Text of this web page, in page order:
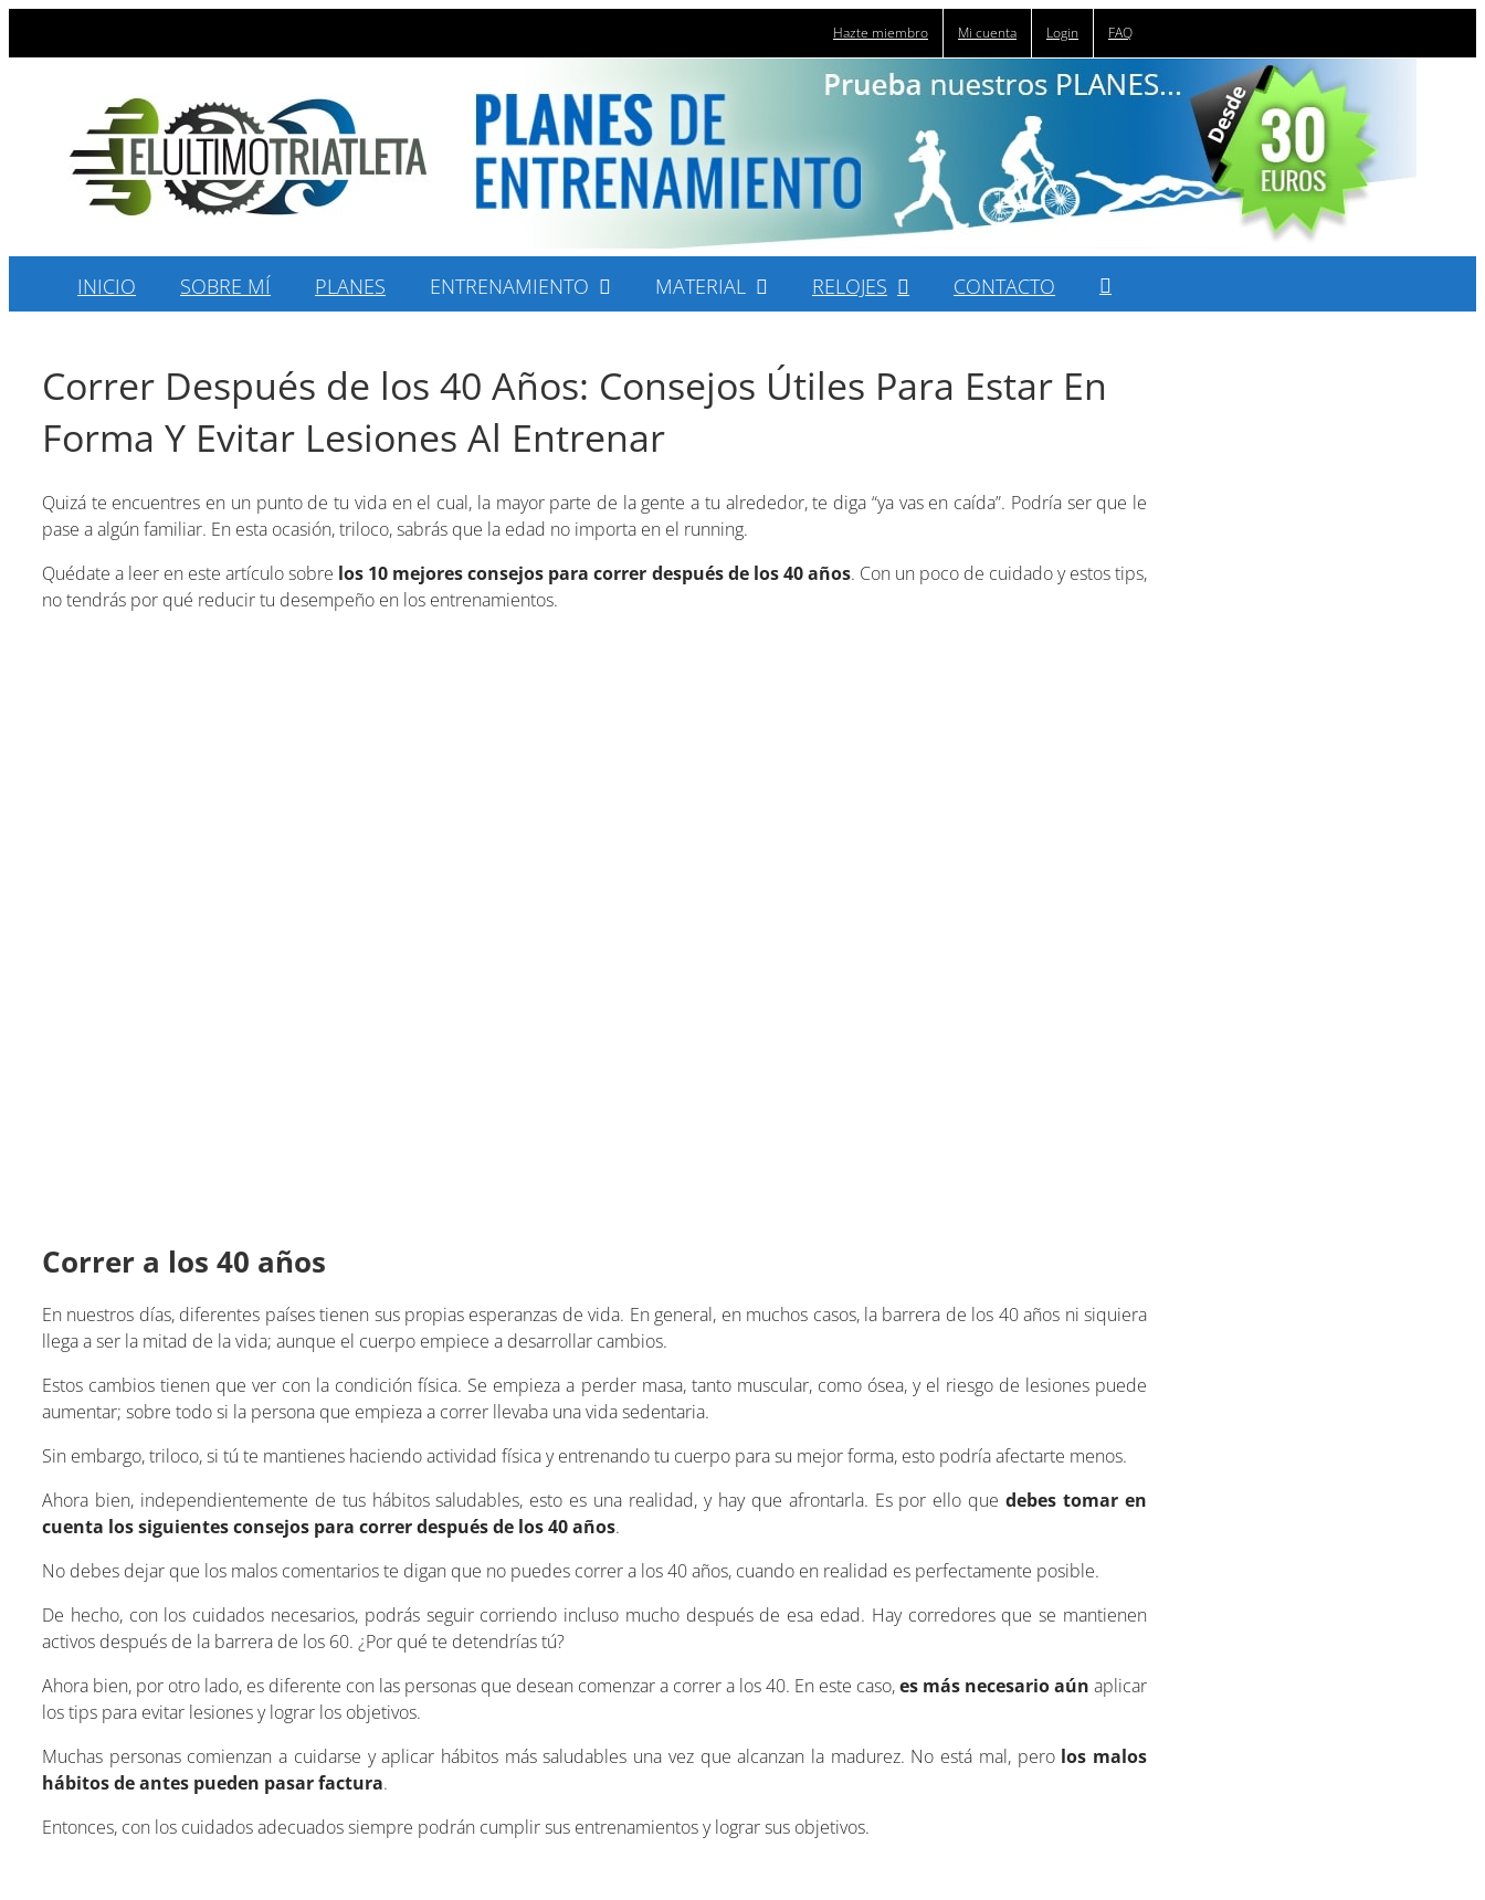
Hazte miembro Mi cuenta Login FAQ
INICIO SOBRE MÍ PLANES ENTRENAMIENTO MATERIAL RELOJES CONTACTO
Correr Después de los 40 Años: Consejos Útiles Para Estar En
Forma Y Evitar Lesiones Al Entrenar
Quizá te encuentres en un punto de tu vida en el cual, la mayor parte de la gente a tu alrededor, te diga “ya vas en caída”. Podría ser que le
pase a algún familiar. En esta ocasión, triloco, sabrás que la edad no importa en el running.
Quédate a leer en este artículo sobre los 10 mejores consejos para correr después de los 40 años. Con un poco de cuidado y estos tips,
no tendrás por qué reducir tu desempeño en los entrenamientos.
Correr a los 40 años
En nuestros días, diferentes países tienen sus propias esperanzas de vida. En general, en muchos casos, la barrera de los 40 años ni siquiera
llega a ser la mitad de la vida; aunque el cuerpo empiece a desarrollar cambios.
Estos cambios tienen que ver con la condición física. Se empieza a perder masa, tanto muscular, como ósea, y el riesgo de lesiones puede
aumentar; sobre todo si la persona que empieza a correr llevaba una vida sedentaria.
Sin embargo, triloco, si tú te mantienes haciendo actividad física y entrenando tu cuerpo para su mejor forma, esto podría afectarte menos.
Ahora bien, independientemente de tus hábitos saludables, esto es una realidad, y hay que afrontarla. Es por ello quedebes tomar en
cuenta los siguientes consejos para correr después de los 40 años.
No debes dejar que los malos comentarios te digan que no puedes correr a los 40 años, cuando en realidad es perfectamente posible.
De hecho, con los cuidados necesarios, podrás seguir corriendo incluso mucho después de esa edad. Hay corredores que se mantienen
activos después de la barrera de los 60. ¿Por qué te detendrías tú?
Ahora bien, por otro lado, es diferente con las personas que desean comenzar a correr a los 40. En este caso,es más necesario aún aplicar
los tips para evitar lesiones y lograr los objetivos.
Muchas personas comienzan a cuidarse y aplicar hábitos más saludables una vez que alcanzan la madurez. No está mal, pero los malos
hábitos de antes pueden pasar factura.
Entonces, con los cuidados adecuados siempre podrán cumplir sus entrenamientos y lograr sus objetivos.